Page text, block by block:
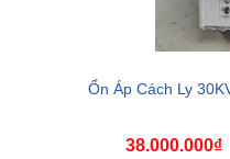
Ổn Áp Cách Ly
38.000.000₫